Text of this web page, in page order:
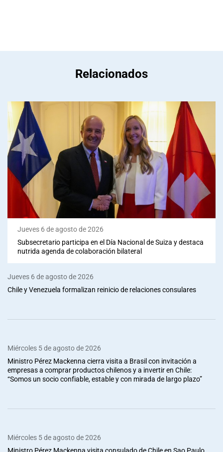
Relacionados
Jueves 6 de agosto de 2026
Subsecretario participa en el Día Nacional de Suiza y destaca
nutrida agenda de colaboración bilateral
Jueves 6 de agosto de 2026
Chile y Venezuela formalizan reinicio de relaciones consulares
Miércoles 5 de agosto de 2026
Ministro Pérez Mackenna cierra visita a Brasil con invitación a
empresas a comprar productos chilenos y a invertir en Chile:
“Somos un socio confiable, estable y con mirada de largo plazo”
Miércoles 5 de agosto de 2026